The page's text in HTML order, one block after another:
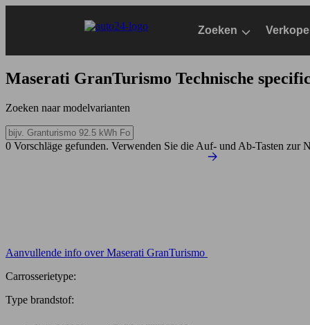
Zoeken
Maserati GranTurismo Technische
Zoeken naar modelvarianten
0 Vorschläge gefunden. Verwenden Sie die Auf- und Ab-Tasten zur
Aanvullende info over Maserati GranTurismo
Carrosserietype:
Type brandstof: